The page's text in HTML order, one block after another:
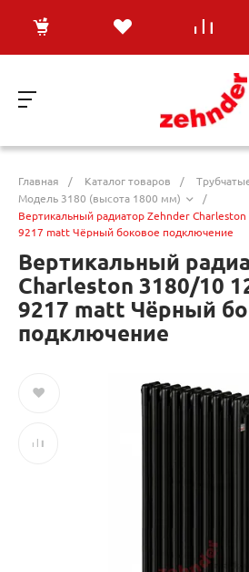
Главная / Каталог товаров /
Модель 3180 (высота 1800 мм)
/
Вертикальный радиатор Zehnder
9217 matt Чёрный боковое подключение
Вертикальный
Charleston 3180/10
9217 matt Чёрный
подключение